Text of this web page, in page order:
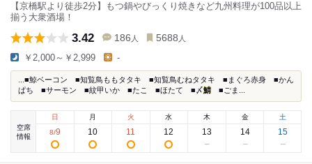
【京橋駅より徒歩2分】もつ鍋やびっくり焼きなど九州料理が100品以上
揃う大衆酒場！
3.42 186 人 5688 人
￥2,000～￥2,999 -
...■鯨ベーコン ■知覧鳥ももタタキ ■知覧鳥むねタタキ ■まぐろ赤身 ■かん
ぱち ■サーモン ■紋甲いか ■たこ ■ほたて ■〆鯖 ■ごま...
空席
情報
日
8/9
月
10
火
11
水
12
木
13
金
14
土
15